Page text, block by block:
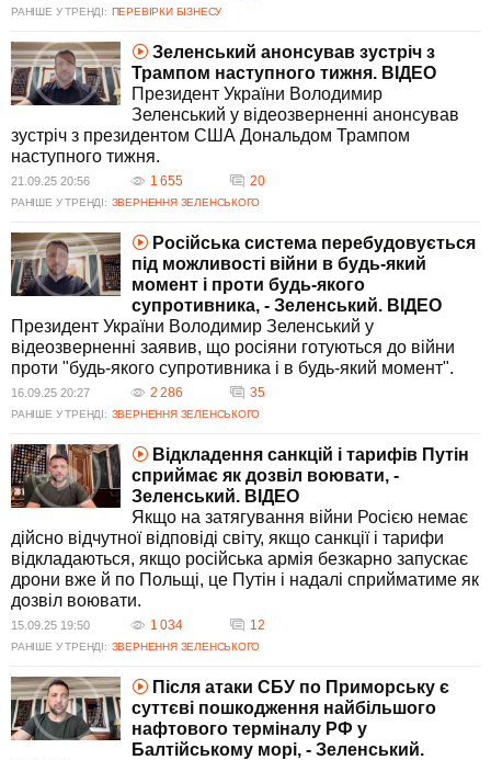
РАНІШЕ У ТРЕНДІ: ПЕРЕВІРКИ БІЗНЕСУ
Зеленський анонсував зустріч з
Трампом наступного тижня. ВIДЕО
Президент України Володимир
Зеленський у відеозверненні анонсував
зустріч з президентом США Дональдом Трампом
наступного тижня.
21.09.25 20:56 1 655 20
РАНІШЕ У ТРЕНДІ: ЗВЕРНЕННЯ ЗЕЛЕНСЬКОГО
Російська система перебудовується
під можливості війни в будь-який
момент і проти будь-якого
супротивника, - Зеленський. ВIДЕО
Президент України Володимир Зеленський у
відеозверненні заявив, що росіяни готуються до війни
проти "будь-якого супротивника і в будь-який момент".
16.09.25 20:27 2 286 35
РАНІШЕ У ТРЕНДІ: ЗВЕРНЕННЯ ЗЕЛЕНСЬКОГО
Відкладення санкцій і тарифів Путін
сприймає як дозвіл воювати, -
Зеленський. ВIДЕО
Якщо на затягування війни Росією немає
дійсно відчутної відповіді світу, якщо санкції і тарифи
відкладаються, якщо російська армія безкарно запускає
дрони вже й по Польщі, це Путін і надалі сприйматиме як
дозвіл воювати.
15.09.25 19:50 1 034 12
РАНІШЕ У ТРЕНДІ: ЗВЕРНЕННЯ ЗЕЛЕНСЬКОГО
Після атаки СБУ по Приморську є
суттєві пошкодження найбільшого
нафтового терміналу РФ у
Балтійському морі, - Зеленський.